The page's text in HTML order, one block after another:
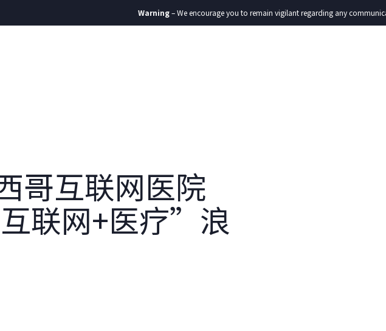
Warning– We encourage you to remain vigilant regarding any communication
哥互联网医院
联网+医疗”浪